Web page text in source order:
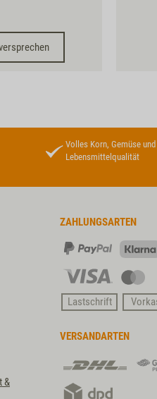
Volles Korn, Gemüse
Lebensmittelqualität
&
ZAHLUNGSARTEN
PayPal
Visa
Lastschrift
VERSANDARTEN
DHL
DHL
DPD